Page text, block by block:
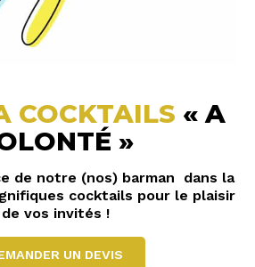
COCKTAILS « A
»
de notre (nos) barman dans la
cocktails pour le plaisir
de vos invités !
UN DEVIS